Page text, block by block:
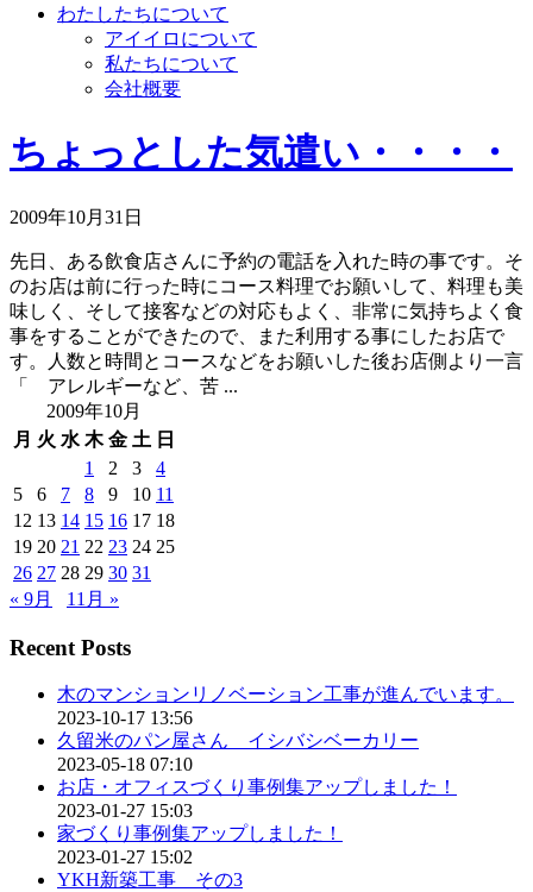
わたしたちについて
アイイロについて
私たちについて
会社概要
ちょっとした気遣い・・・・
2009年10月31日
先日、ある飲食店さんに予約の電話を入れた時の事です。そ
のお店は前に行った時にコース料理でお願いして、料理も美
味しく、そして接客などの対応もよく、非常に気持ちよく食
事をすることができたので、また利用する事にしたお店で
す。人数と時間とコースなどをお願いした後お店側より一言
「 アレルギーなど、苦 ...
2009年10月
月 火 水 木 金 土 日
1
2 3
4
5
6 7 8 9 10 11
12 13 14 15 16 17 18
19 20 21 22 23 24 25
26 27 28 29 30 31
« 9月
11月 »
Recent Posts
木のマンションリノベーション工事が進んでいます。
2023-10-17 13:56
久留米のパン屋さん イシバシベーカリー
2023-05-18 07:10
お店・オフィスづくり事例集アップしました！
2023-01-27 15:03
家づくり事例集アップしました！
2023-01-27 15:02
YKH新築工事 その3